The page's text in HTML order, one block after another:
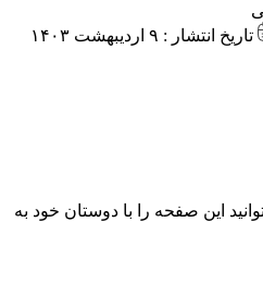
تاریخ انتشار : ۹ اردیبهشت ۱۴۰۳
این صفحه را با دوستان خود به